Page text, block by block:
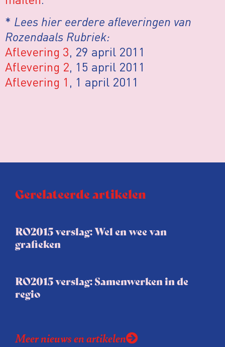
* Lees hier eerdere afleveringen van
Rozendaals Rubriek:
Aflevering 3, 29 april 2011
Aflevering 2, 15 april 2011
Aflevering 1 , 1 april 2011
Gerelateerde artikelen
RO2015 verslag: Wel en wee van
grafieken
RO2015 verslag: Samenwerken in de
regio
Meer nieuws en artikelen